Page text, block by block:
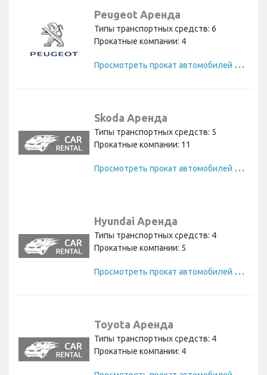
Peugeot Аренда
Типы транспортных средств: 6
Прокатные компании: 4
П
росмотреть прокат автомобилей Peugeot
Skoda Аренда
Типы транспортных средств: 5
Прокатные компании: 11
П
росмотреть прокат автомобилей Skoda
Hyundai Аренда
Типы транспортных средств: 4
Прокатные компании: 5
П
росмотреть прокат автомобилей Hyundai
Toyota Аренда
Типы транспортных средств: 4
Прокатные компании: 4